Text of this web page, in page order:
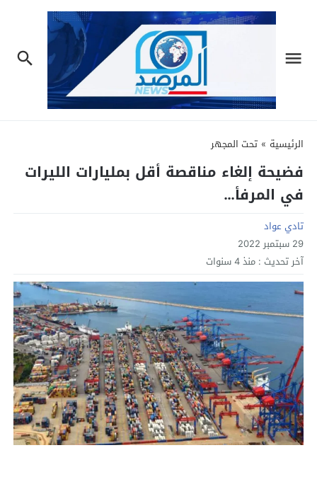
الرئيسية » تحت المجهر
فضيحة إلغاء مناقصة أقل بمليارات الليرات
في المرفأ…
تادي عواد
29 سبتمبر 2022
آخر تحديث : منذ 4 سنوات